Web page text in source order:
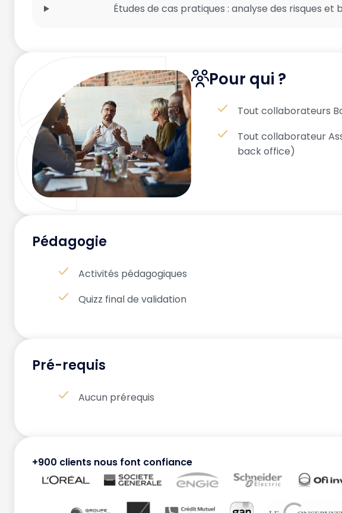
Études de cas pratiques : analyse des risques et
Pour qui ?
Tout collaborateurs
Tout collaborateur
back office)
Pédagogie
Activités pédagogiques
Quizz final de validation
Pré-requis
Aucun prérequis
+900 clients nous font confiance